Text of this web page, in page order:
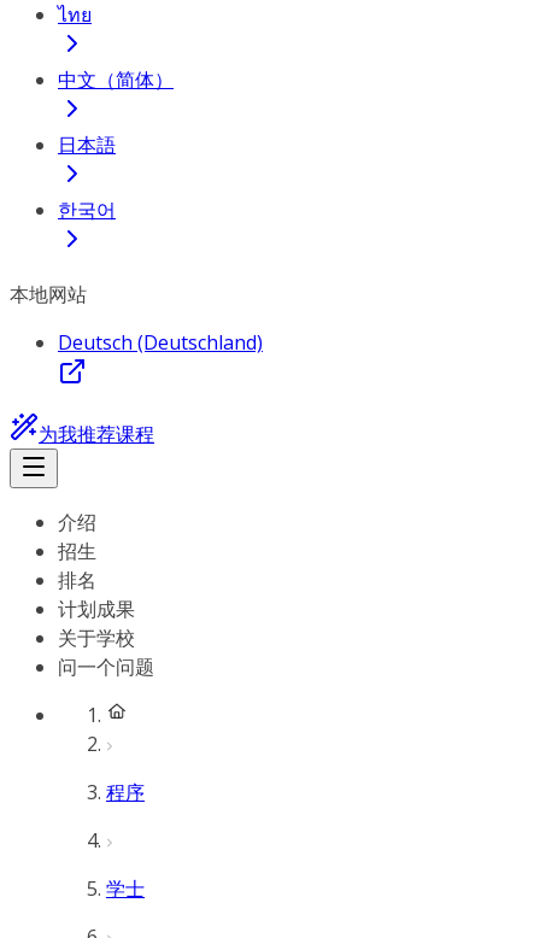
ไทย
中文（简体）
日本語
한국어
本地网站
Deutsch (Deutschland)
为我推荐课程
介绍
招生
排名
计划成果
关于学校
问一个问题
程序
学士